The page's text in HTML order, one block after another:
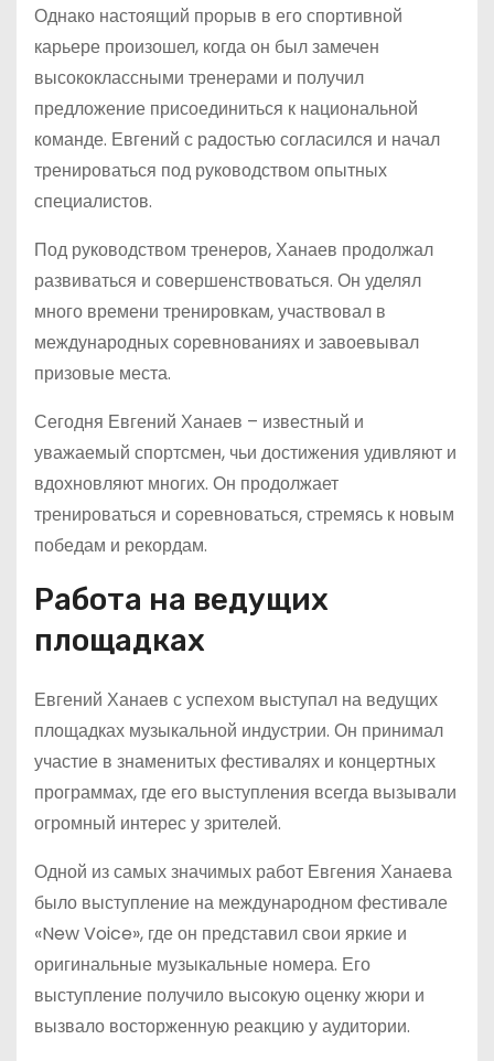
Однако настоящий прорыв в его спортивной
карьере произошел, когда он был замечен
высококлассными тренерами и получил
предложение присоединиться к национальной
команде. Евгений с радостью согласился и начал
тренироваться под руководством опытных
специалистов.
Под руководством тренеров, Ханаев продолжал
развиваться и совершенствоваться. Он уделял
много времени тренировкам, участвовал в
международных соревнованиях и завоевывал
призовые места.
Сегодня Евгений Ханаев – известный и
уважаемый спортсмен, чьи достижения удивляют и
вдохновляют многих. Он продолжает
тренироваться и соревноваться, стремясь к новым
победам и рекордам.
Работа на ведущих
площадках
Евгений Ханаев с успехом выступал на ведущих
площадках музыкальной индустрии. Он принимал
участие в знаменитых фестивалях и концертных
программах, где его выступления всегда вызывали
огромный интерес у зрителей.
Одной из самых значимых работ Евгения Ханаева
было выступление на международном фестивале
«New Voice», где он представил свои яркие и
оригинальные музыкальные номера. Его
выступление получило высокую оценку жюри и
вызвало восторженную реакцию у аудитории.